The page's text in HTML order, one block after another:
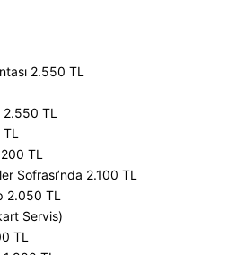
2.550 TL
2.550 TL
TL
Sofrası’nda 2.100 TL
2.050 TL
Servis)
TL